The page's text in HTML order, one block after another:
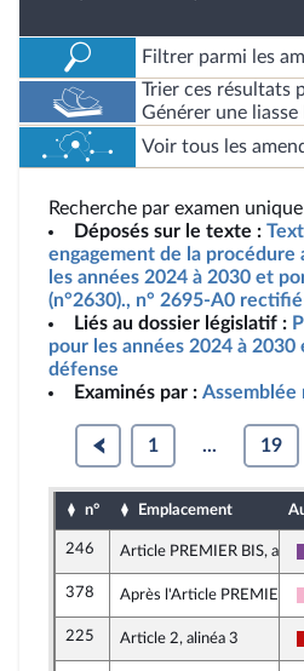
Filtrer parmi les
Trier ces résultats
Générer une liasse
Voir tous les
Recherche par examen
Déposés sur le texte :
engagement de la
les années 2024 à 2030 et
(n°2630)., n° 2695-A0 rectifié
Liés au dossier législatif :
pour les années 2024 à
défense
Examinés par : Assemblée
1 ... 19
n° Emplacement
246 Article PREMIER BIS,
378 Après l'Article PREMIER
225 Article 2, alinéa 3